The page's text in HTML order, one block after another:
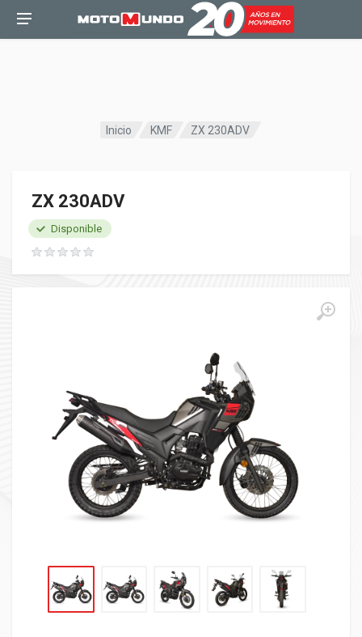
Inicio KMF ZX 230ADV
ZX 230ADV
Disponible